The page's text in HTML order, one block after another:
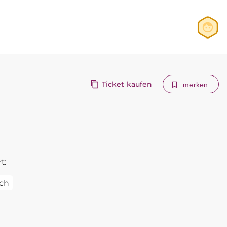
Ticket kaufen merken